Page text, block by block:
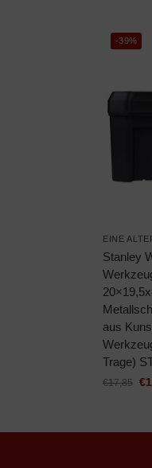
-39%
EINE
Stanley
aus
Trage)
€17,85 €